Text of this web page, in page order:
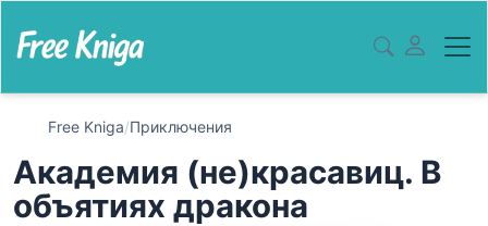
Free Kniga/Приключения
Академия (не)красавиц. В
объятиях дракона